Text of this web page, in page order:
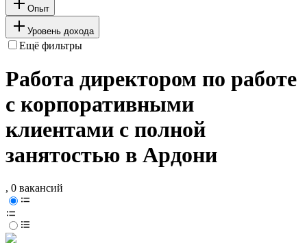
Опыт
Уровень дохода
Ещё фильтры
Работа директором по работе
с корпоративными
клиентами с полной
занятостью в Ардони
, 0 вакансий